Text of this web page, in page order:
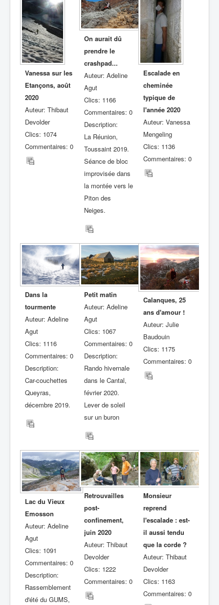
Vanessa sur les
Etançons, août
2020
Auteur: Thibaut
Devolder
Clics: 1074
Commentaires: 0
On aurait dû
prendre le
crashpad...
Auteur: Adeline
Agut
Clics: 1166
Commentaires: 0
Description:
La Réunion,
Toussaint 2019.
Séance de bloc
improvisée dans
la montée vers le
Piton des
Neiges.
Escalade en
cheminée
typique de
l'année 2020
Auteur: Vanessa
Mengeling
Clics: 1136
Commentaires: 0
Dans la
tourmente
Auteur: Adeline
Agut
Clics: 1116
Commentaires: 0
Description:
Car-couchettes
Queyras,
décembre 2019.
Petit matin
Auteur: Adeline
Agut
Clics: 1067
Commentaires: 0
Description:
Rando hivernale
dans le Cantal,
février 2020.
Lever de soleil
sur un buron
Calanques, 25
ans d'amour !
Auteur: Julie
Baudouin
Clics: 1175
Commentaires: 0
Lac du Vieux
Emosson
Auteur: Adeline
Agut
Clics: 1091
Commentaires: 0
Description:
Rassemblement
d'été du GUMS,
Retrouvailles
post-
confinement,
juin 2020
Auteur: Thibaut
Devolder
Clics: 1222
Commentaires: 0
Monsieur
reprend
l'escalade : est-
il aussi tendu
que la corde ?
Auteur: Thibaut
Devolder
Clics: 1163
Commentaires: 0